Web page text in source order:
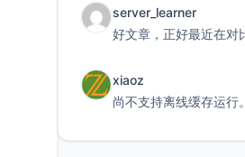
server_learner
xiaoz
尚不支持离线缓存运行。